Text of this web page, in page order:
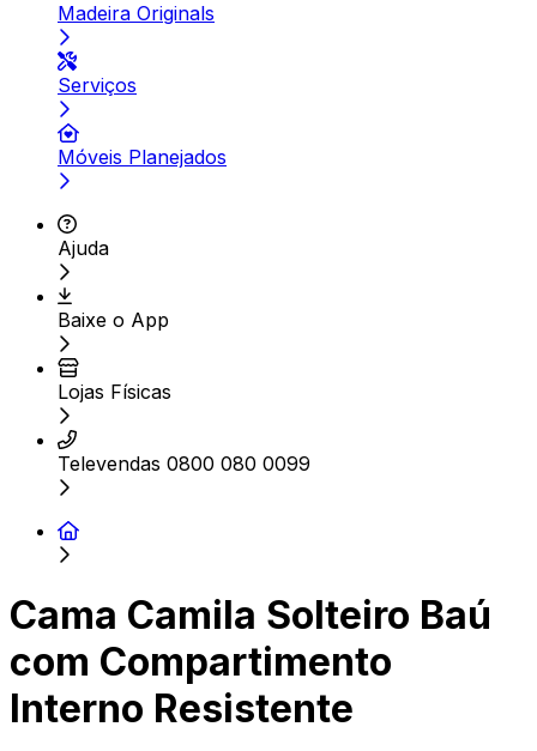
Madeira Originals
Serviços
Móveis Planejados
Ajuda
Baixe o App
Lojas Físicas
Televendas 0800 080 0099
Cama Camila Solteiro Baú
com Compartimento
Interno Resistente